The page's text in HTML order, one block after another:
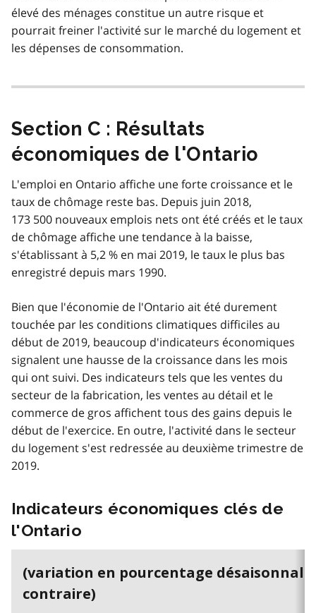
élevé des ménages constitue un autre risque et
pourrait freiner l'activité sur le marché du logement et
les dépenses de consommation.
Section C : Résultats
économiques de l'Ontario
L'emploi en Ontario affiche une forte croissance et le
taux de chômage reste bas. Depuis juin 2018,
173 500 nouveaux emplois nets ont été créés et le taux
de chômage affiche une tendance à la baisse,
s'établissant à 5,2 % en mai 2019, le taux le plus bas
enregistré depuis mars 1990.
Bien que l'économie de l'Ontario ait été durement
touchée par les conditions climatiques difficiles au
début de 2019, beaucoup d'indicateurs économiques
signalent une hausse de la croissance dans les mois
qui ont suivi. Des indicateurs tels que les ventes du
secteur de la fabrication, les ventes au détail et le
commerce de gros affichent tous des gains depuis le
début de l'exercice. En outre, l'activité dans le secteur
du logement s'est redressée au deuxième trimestre de
2019.
Indicateurs économiques clés de
l'Ontario
(variation en pourcentage
contraire)